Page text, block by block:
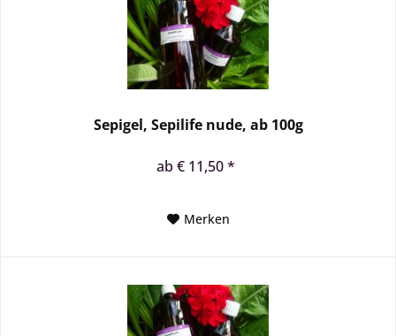
Sepigel, Sepilife nude, ab 100g
ab € 11,50 *
Merken